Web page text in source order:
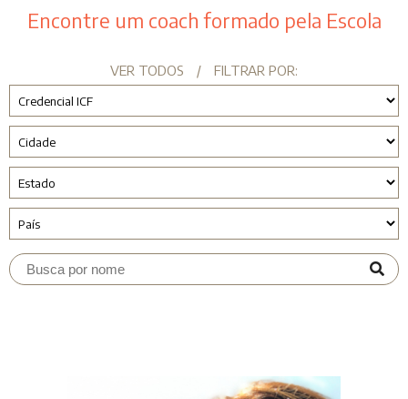
Encontre um coach formado pela Escola
VER TODOS / FILTRAR POR: